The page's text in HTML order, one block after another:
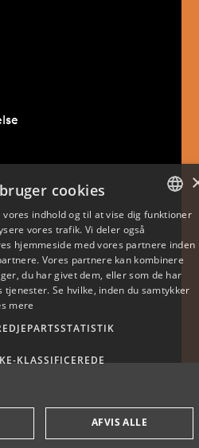
ENGLISH
cookies
indhold og til at vise dig funktioner
vores trafik. Vi deler også
hjemmeside med vores partnere inden
Vores partnere kan kombinere
du har givet dem, eller som de har
Se hvilke, inden du samtykker
mere
KLASSIFICEREDE
AFVIS ALLE